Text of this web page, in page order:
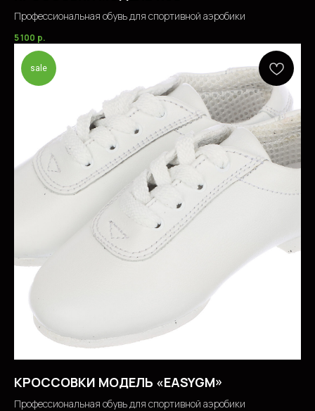
Профессиональная обувь для спортивной аэробики
5 100 р.
sale
КРОССОВКИ МОДЕЛЬ «EASYGM»
Профессиональная обувь для спортивной аэробики